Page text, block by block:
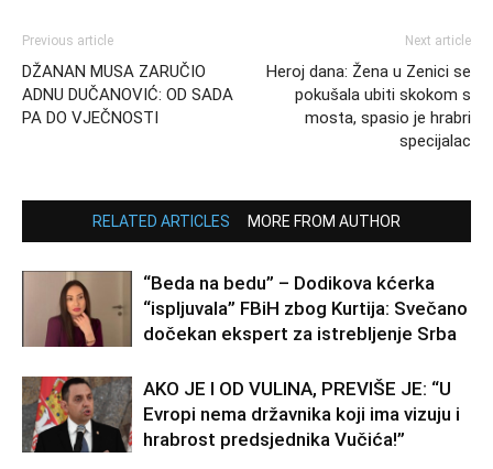
Previous article
DŽANAN MUSA ZARUČIO
ADNU DUČANOVIĆ: OD SADA
PA DO VJEČNOSTI
Next article
Heroj dana: Žena u Zenici se
pokušala ubiti skokom s
mosta, spasio je hrabri
specijalac
RELATED ARTICLES MORE FROM AUTHOR
“Beda na bedu” – Dodikova kćerka
“ispljuvala” FBiH zbog Kurtija: Svečano
dočekan ekspert za istrebljenje Srba
AKO JE I OD VULINA, PREVIŠE JE: “U
Evropi nema državnika koji ima vizuju i
hrabrost predsjednika Vučića!”